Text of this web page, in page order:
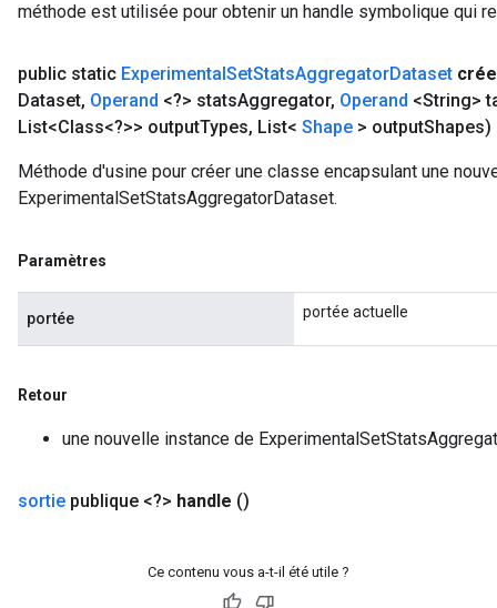
méthode est utilisée pour obtenir un handle symbolique qui
public static ExperimentalSetStatsAggregatorDataset
Dataset, Operand <?> statsAggregator, Operand <String>
List<Class<?>> outputTypes, List< Shape > outputShapes)
Méthode d'usine pour créer une classe encapsulant une
ExperimentalSetStatsAggregatorDataset.
Paramètres
portée portée actuelle
Retour
une nouvelle instance de
sortie publique <?> handle ()
Ce contenu vous a-t-il été utile ?